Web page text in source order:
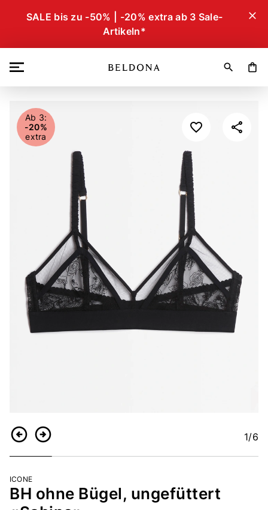
SALE bis zu -50% | -20% extra ab 3 Sale-
Artikeln*
close
search shopping_bag
ZurückWeiter 1/6
Ab 3:
-20%
extra
ICONE
BH ohne Bügel, ungefüttert